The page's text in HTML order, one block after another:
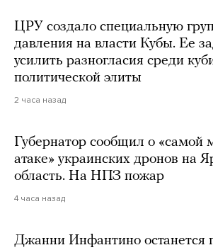
ЦРУ создало специальную
давления на власти Кубы. Ее
усилить разногласия среди
политической элиты
2 часа назад
Губернатор сообщил о «самой
атаке» украинских дронов на
область. На НПЗ пожар
4 часа назад
Джанни Инфантино